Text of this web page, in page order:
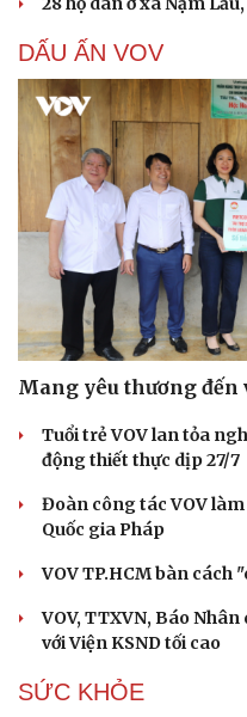
Cải chính
DẤU ẤN VOV
Mang yêu thương đến
Tuổi trẻ VOV lan tỏa
động thiết thực dịp 27/7
Đoàn công tác VOV
Quốc gia Pháp
VOV TP.HCM bàn
VOV, TTXVN, Báo
với Viện KSND tối cao
SỨC KHỎE